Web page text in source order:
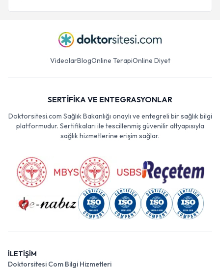
VideolarBlogOnline TerapiOnline Diyet
SERTİFİKA VE ENTEGRASYONLAR
Doktorsitesi.com Sağlık Bakanlığı onaylı ve entegreli bir sağlık bilgi
platformudur. Sertifikaları ile tescillenmiş güvenilir altyapısıyla
sağlık hizmetlerine erişim sağlar.
İLETİŞİM
Doktorsitesi Com Bilgi Hizmetleri